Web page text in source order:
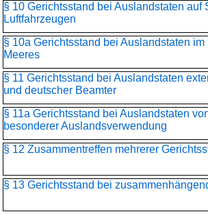
§ 10 Gerichtsstand bei Auslandstaten auf
Luftfahrzeugen
§ 10a Gerichtsstand bei Auslandstaten
Meeres
§ 11 Gerichtsstand bei Auslandstaten
und deutscher Beamter
§ 11a Gerichtsstand bei Auslandstaten
besonderer Auslandsverwendung
§ 12 Zusammentreffen mehrerer
§ 13 Gerichtsstand bei